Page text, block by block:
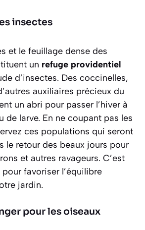
insectes
et le feuillage dense des
un refuge providentiel
d’insectes. Des coccinelles,
auxiliaires précieux du
un abri pour passer l’hiver à
de larve. En ne coupant pas les
ces populations qui seront
le retour des beaux jours pour
et autres ravageurs. C’est
favoriser l’équilibre
jardin.
pour les oiseaux